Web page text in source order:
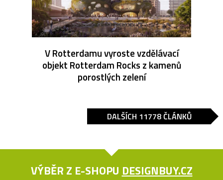
V Rotterdamu vyroste vzdělávací
objekt Rotterdam Rocks z kamenů
porostlých zelení
DALŠÍCH 11778 ČLÁNKŮ
VÝBĚR Z E-SHOPU DESIGNBUY.CZ